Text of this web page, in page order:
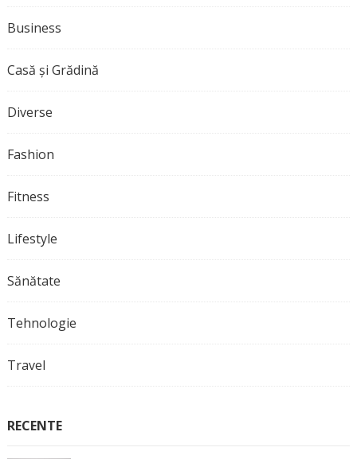
Business
Casă și Grădină
Diverse
Fashion
Fitness
Lifestyle
Sănătate
Tehnologie
Travel
RECENTE